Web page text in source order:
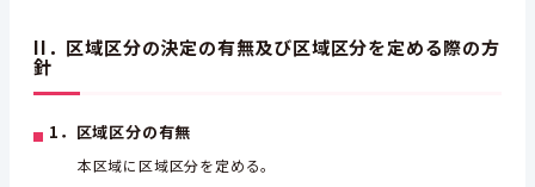
II．区域区分の決定の有無及び区域区分を定める際の方
針
1．区域区分の有無
本区域に区域区分を定める。